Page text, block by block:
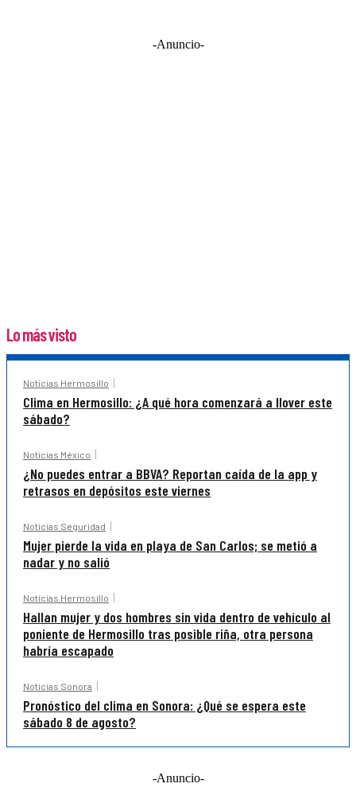
-Anuncio-
Lo más visto
Noticias Hermosillo
Clima en Hermosillo: ¿A qué hora comenzará a llover este
sábado?
Noticias México
¿No puedes entrar a BBVA? Reportan caída de la app y
retrasos en depósitos este viernes
Noticias Seguridad
Mujer pierde la vida en playa de San Carlos; se metió a
nadar y no salió
Noticias Hermosillo
Hallan mujer y dos hombres sin vida dentro de vehículo al
poniente de Hermosillo tras posible riña, otra persona
habría escapado
Noticias Sonora
Pronóstico del clima en Sonora: ¿Qué se espera este
sábado 8 de agosto?
-Anuncio-